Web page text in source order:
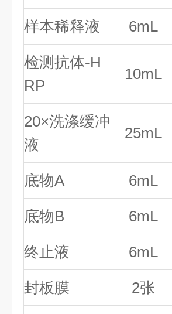
样本稀释液 6mL
检测抗体-H
RP
10mL
20×洗涤缓冲
液
25mL
底物A 6mL
底物B 6mL
终止液 6mL
封板膜 2张